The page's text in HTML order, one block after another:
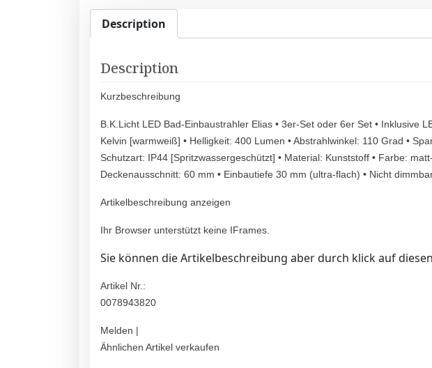
Description
Description
Kurzbeschreibung
B.K.Licht LED Bad-Einbaustrahler Elias • 3er-Set oder 6er Set • Inklusive
Kelvin [warmweiß] • Helligkeit: 400 Lumen • Abstrahlwinkel: 110 Grad •
Schutzart: IP44 [Spritzwassergeschützt] • Material: Kunststoff • Farbe:
Deckenausschnitt: 60 mm • Einbautiefe 30 mm (ultra-flach) • Nicht
Artikelbeschreibung anzeigen
Ihr Browser unterstützt keine IFrames.
Sie können die Artikelbeschreibung aber durch klick auf
Artikel Nr.:
0078943820
Melden |
Ähnlichen Artikel verkaufen